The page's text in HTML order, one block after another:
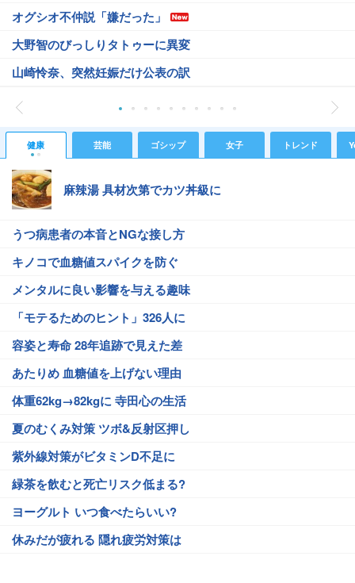
オグシオ不仲説「嫌だった」
大野智のびっしりタトゥーに異変
山崎怜奈、突然妊娠だけ公表の訳
健康 芸能 ゴシップ 女子 トレンド
麻辣湯 具材次第でカツ丼級に
うつ病患者の本音とNGな接し方
キノコで血糖値スパイクを防ぐ
メンタルに良い影響を与える趣味
「モテるためのヒント」326人に
容姿と寿命 28年追跡で見えた差
あたりめ 血糖値を上げない理由
体重62kg→82kgに 寺田心の生活
夏のむくみ対策 ツボ&反射区押し
紫外線対策がビタミンD不足に
緑茶を飲むと死亡リスク低まる?
ヨーグルト いつ食べたらいい?
休みだが疲れる 隠れ疲労対策は